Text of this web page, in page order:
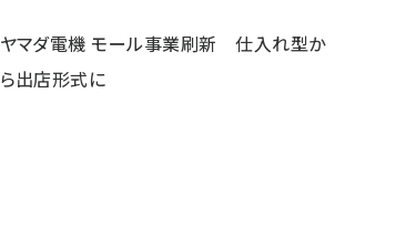
ヤマダ電機 モール事業刷新 仕入れ型か
ら出店形式に